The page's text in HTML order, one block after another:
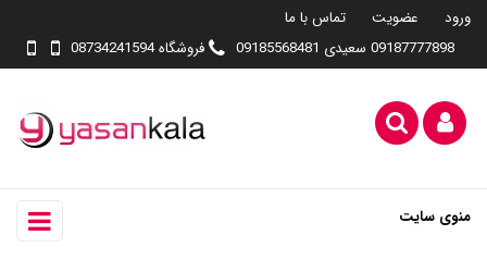
ورود عضویت
تماس با ما
09187777898 سعیدی 09185568481
فروشگاه 08734241594
منوی سایت